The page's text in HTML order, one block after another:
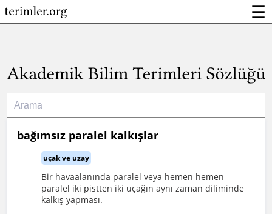
☰
bağımsız paralel kalkışlar
uçak ve uzay
Bir havaalanında paralel veya hemen hemen
paralel iki pistten iki uçağın aynı zaman diliminde
kalkış yapması.